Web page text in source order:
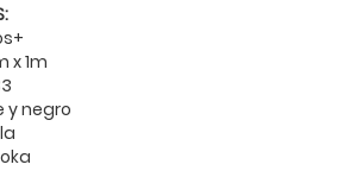
x 1m
y negro